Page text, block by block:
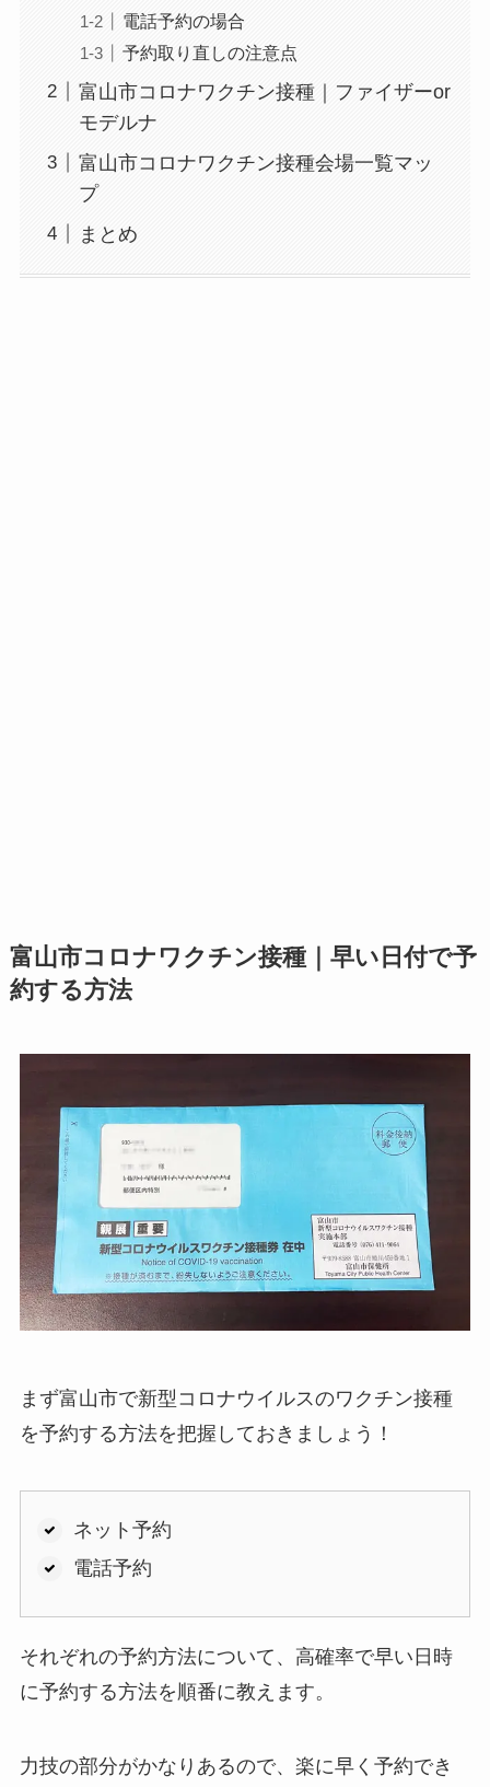
電話予約の場合
予約取り直しの注意点
富山市コロナワクチン接種｜ファイザーor
モデルナ
富山市コロナワクチン接種会場一覧マッ
プ
まとめ
富山市コロナワクチン接種｜早い日付で予
約する方法
まず富山市で新型コロナウイルスのワクチン接種
を予約する方法を把握しておきましょう！
ネット予約
電話予約
それぞれの予約方法について、高確率で早い日時
に予約する方法を順番に教えます。
力技の部分がかなりあるので、楽に早く予約でき